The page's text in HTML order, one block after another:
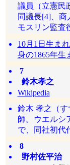
議員（立憲民
同議長[4]、
モスリン監査
10月1日生ま
身の1865年生
7
鈴木孝之
Wikipedia
鈴木 孝之（
師。ウエルシ
で、同社初代
8
野村佐平治